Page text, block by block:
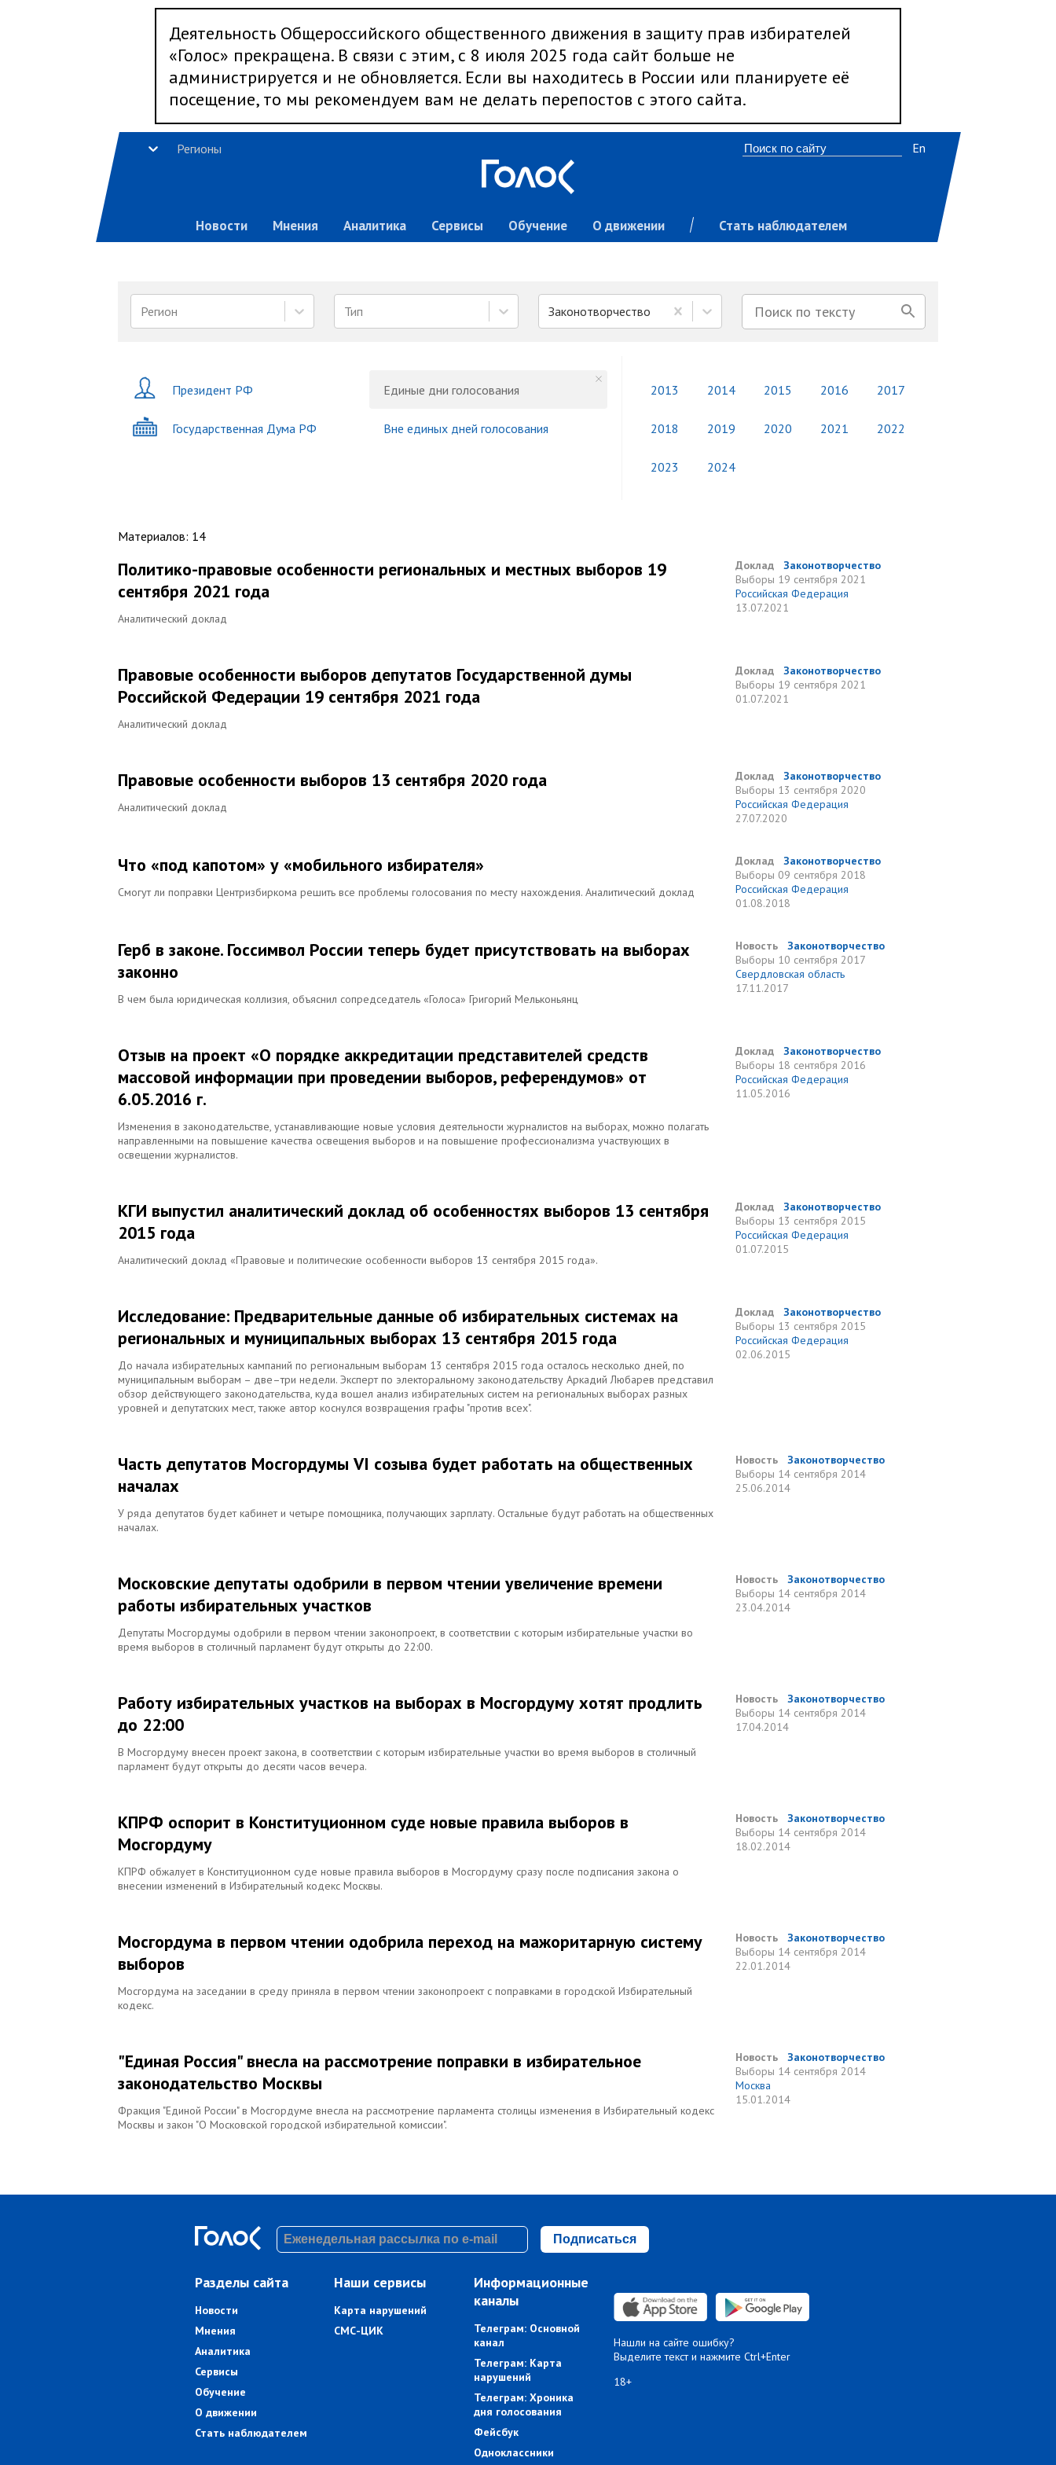
Деятельность Общероссийского общественного движения в защиту прав избирателей
«Голос» прекращена. В связи с этим, с 8 июля 2025 года сайт больше не
администрируется и не обновляется. Если вы находитесь в России или планируете её
посещение, то мы рекомендуем вам не делать перепостов с этого сайта.
Регионы
Новости Мнения Аналитика Сервисы Обучение О движении Стать наблюдателем
En
Регион Тип Законотворчество
Президент РФ
Государственная Дума РФ
Единые дни голосования
Вне единых дней голосования
2013 2014 2015 2016 2017
2018 2019 2020 2021 2022
2023 2024
Материалов: 14
Политико-правовые особенности региональных и местных выборов 19
сентября 2021 года
Аналитический доклад
Доклад
Законотворчество
Выборы 19 сентября 2021
Российская Федерация
13.07.2021
Правовые особенности выборов депутатов Государственной думы
Российской Федерации 19 сентября 2021 года
Аналитический доклад
Доклад
Законотворчество
Выборы 19 сентября 2021
01.07.2021
Правовые особенности выборов 13 сентября 2020 года
Аналитический доклад
Доклад
Законотворчество
Выборы 13 сентября 2020
Российская Федерация
27.07.2020
Что «под капотом» у «мобильного избирателя»
Смогут ли поправки Центризбиркома решить все проблемы голосования по месту нахождения. Аналитический доклад
Доклад
Законотворчество
Выборы 09 сентября 2018
Российская Федерация
01.08.2018
Герб в законе. Госсимвол России теперь будет присутствовать на выборах
законно
В чем была юридическая коллизия, объяснил сопредседатель «Голоса» Григорий Мельконьянц
Новость
Законотворчество
Выборы 10 сентября 2017
Свердловская область
17.11.2017
Отзыв на проект «О порядке аккредитации представителей средств
массовой информации при проведении выборов, референдумов» от
6.05.2016 г.
Изменения в законодательстве, устанавливающие новые условия деятельности журналистов на выборах, можно полагать
направленными на повышение качества освещения выборов и на повышение профессионализма участвующих в
освещении журналистов.
Доклад
Законотворчество
Выборы 18 сентября 2016
Российская Федерация
11.05.2016
КГИ выпустил аналитический доклад об особенностях выборов 13 сентября
2015 года
Аналитический доклад «Правовые и политические особенности выборов 13 сентября 2015 года».
Доклад
Законотворчество
Выборы 13 сентября 2015
Российская Федерация
01.07.2015
Исследование: Предварительные данные об избирательных системах на
региональных и муниципальных выборах 13 сентября 2015 года
До начала избирательных кампаний по региональным выборам 13 сентября 2015 года осталось несколько дней, по
муниципальным выборам – две–три недели. Эксперт по электоральному законодательству Аркадий Любарев представил
обзор действующего законодательства, куда вошел анализ избирательных систем на региональных выборах разных
уровней и депутатских мест, также автор коснулся возвращения графы "против всех".
Доклад
Законотворчество
Выборы 13 сентября 2015
Российская Федерация
02.06.2015
Часть депутатов Мосгордумы VI созыва будет работать на общественных
началах
У ряда депутатов будет кабинет и четыре помощника, получающих зарплату. Остальные будут работать на общественных
началах.
Новость
Законотворчество
Выборы 14 сентября 2014
25.06.2014
Московские депутаты одобрили в первом чтении увеличение времени
работы избирательных участков
Депутаты Мосгордумы одобрили в первом чтении законопроект, в соответствии с которым избирательные участки во
время выборов в столичный парламент будут открыты до 22:00.
Новость
Законотворчество
Выборы 14 сентября 2014
23.04.2014
Работу избирательных участков на выборах в Мосгордуму хотят продлить
до 22:00
В Мосгордуму внесен проект закона, в соответствии с которым избирательные участки во время выборов в столичный
парламент будут открыты до десяти часов вечера.
Новость
Законотворчество
Выборы 14 сентября 2014
17.04.2014
КПРФ оспорит в Конституционном суде новые правила выборов в
Мосгордуму
КПРФ обжалует в Конституционном суде новые правила выборов в Мосгордуму сразу после подписания закона о
внесении изменений в Избирательный кодекс Москвы.
Новость
Законотворчество
Выборы 14 сентября 2014
18.02.2014
Мосгордума в первом чтении одобрила переход на мажоритарную систему
выборов
Мосгордума на заседании в среду приняла в первом чтении законопроект с поправками в городской Избирательный
кодекс.
Новость
Законотворчество
Выборы 14 сентября 2014
22.01.2014
"Единая Россия" внесла на рассмотрение поправки в избирательное
законодательство Москвы
Фракция "Единой России" в Мосгордуме внесла на рассмотрение парламента столицы изменения в Избирательный кодекс
Москвы и закон "О Московской городской избирательной комиссии".
Новость
Законотворчество
Выборы 14 сентября 2014
Москва
15.01.2014
Подписаться
Разделы сайта
Новости
Мнения
Аналитика
Сервисы
Обучение
О движении
Стать наблюдателем
Наши сервисы
Карта нарушений
СМС-ЦИК
Информационные
каналы
Телеграм: Основной
канал
Телеграм: Карта
нарушений
Телеграм: Хроника
дня голосования
Фейсбук
Одноклассники
Нашли на сайте ошибку?
Выделите текст и нажмите Ctrl+Enter
18+